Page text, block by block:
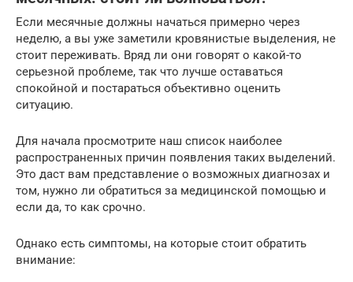
Если месячные должны начаться примерно через
неделю, а вы уже заметили кровянистые выделения, не
стоит переживать. Вряд ли они говорят о какой-то
серьезной проблеме, так что лучше оставаться
спокойной и постараться объективно оценить
ситуацию.
Для начала просмотрите наш список наиболее
распространенных причин появления таких выделений.
Это даст вам представление о возможных диагнозах и
том, нужно ли обратиться за медицинской помощью и
если да, то как срочно.
Однако есть симптомы, на которые стоит обратить
внимание: